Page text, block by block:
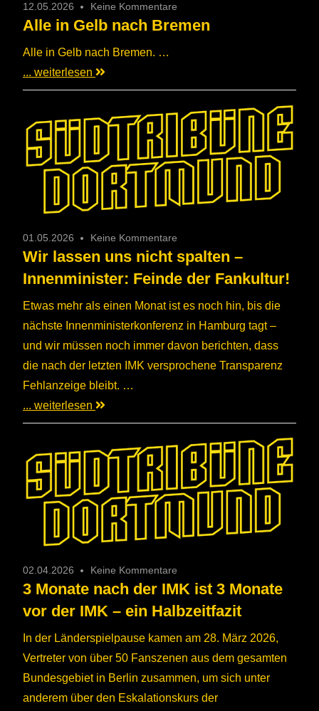
12.05.2026 Keine Kommentare
Alle in Gelb nach Bremen
Alle in Gelb nach Bremen. …
... weiterlesen
01.05.2026 Keine Kommentare
Wir lassen uns nicht spalten –
Innenminister: Feinde der Fankultur!
Etwas mehr als einen Monat ist es noch hin, bis die
nächste Innenministerkonferenz in Hamburg tagt –
und wir müssen noch immer davon berichten, dass
die nach der letzten IMK versprochene Transparenz
Fehlanzeige bleibt. …
... weiterlesen
02.04.2026 Keine Kommentare
3 Monate nach der IMK ist 3 Monate
vor der IMK – ein Halbzeitfazit
In der Länderspielpause kamen am 28. März 2026,
Vertreter von über 50 Fanszenen aus dem gesamten
Bundesgebiet in Berlin zusammen, um sich unter
anderem über den Eskalationskurs der